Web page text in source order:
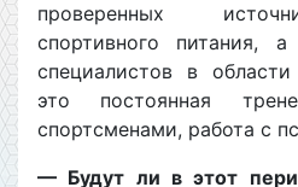
проверенных
спортивного питания,
специалистов в
это постоянная
спортсменами, работа с
— Будут ли в этот